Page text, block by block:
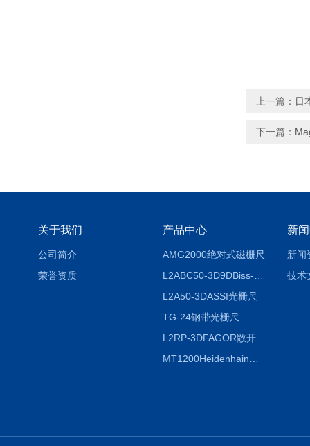
上一篇： 日
下一篇：
关于我们
公司简介
荣誉资质
产品中心
AMG2000绝对式磁栅尺
L2A50-3DASSI光栅尺
TG-24钢带光栅尺
L2RP-3DFAGOR敞开式光栅尺
新
新闻
技术